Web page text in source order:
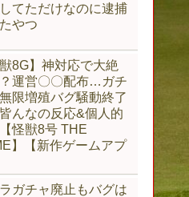
てただけなのに逮捕
やつ
獣8G】神対応で大絶
運営〇〇配布…ガチ
限増殖バグ騒動終了
んなの反応&個人的
怪獣8号 THE
】【新作ゲームアプ
ガチャ廃止もバグは